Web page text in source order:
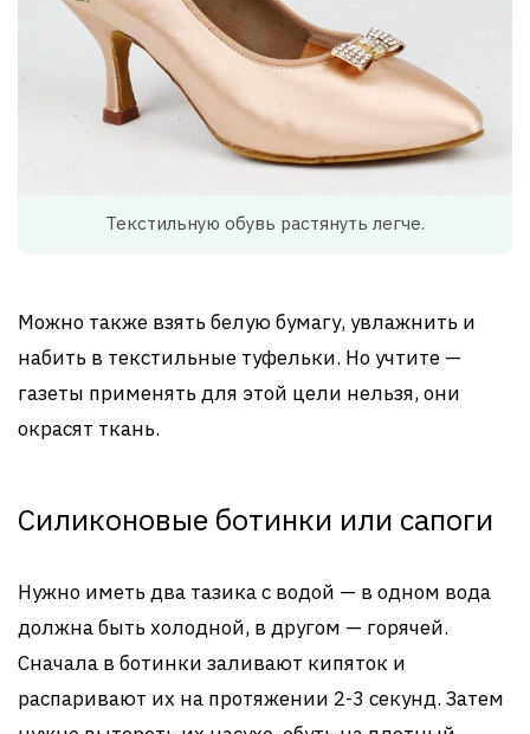
Текстильную обувь растянуть легче.
Можно также взять белую бумагу, увлажнить и
набить в текстильные туфельки. Но учтите —
газеты применять для этой цели нельзя, они
окрасят ткань.
Силиконовые ботинки или сапоги
Нужно иметь два тазика с водой — в одном вода
должна быть холодной, в другом — горячей.
Сначала в ботинки заливают кипяток и
распаривают их на протяжении 2-3 секунд. Затем